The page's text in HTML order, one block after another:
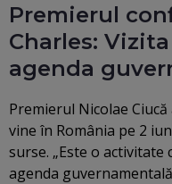
Premierul
Charles:
agenda
Premierul Nicolae
vine în România pe 2
surse. „Este o activitate
agenda